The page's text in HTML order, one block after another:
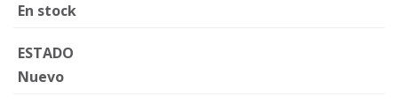
En stock
ESTADO
Nuevo